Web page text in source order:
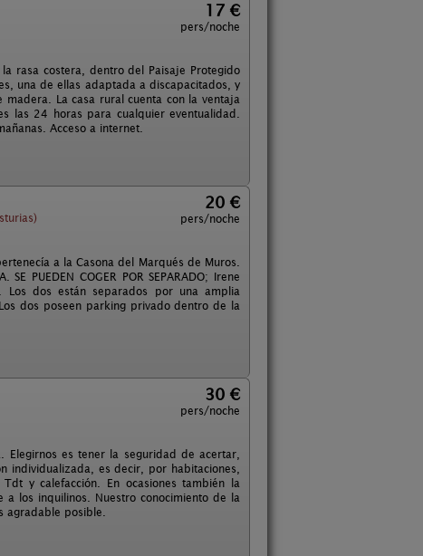
17 €
pers/noche
rasa costera, dentro del Paisaje Protegido
una de ellas adaptada a discapacitados, y
La casa rural cuenta con la ventaja
las 24 horas para cualquier eventualidad.
Acceso a internet.
20 €
pers/noche
a la Casona del Marqués de Muros.
PUEDEN COGER POR SEPARADO; Irene
Los dos están separados por una amplia
dos poseen parking privado dentro de la
30 €
pers/noche
Elegirnos es tener la seguridad de acertar,
individualizada, es decir, por habitaciones,
y calefacción. En ocasiones también la
los inquilinos. Nuestro conocimiento de la
agradable posible.